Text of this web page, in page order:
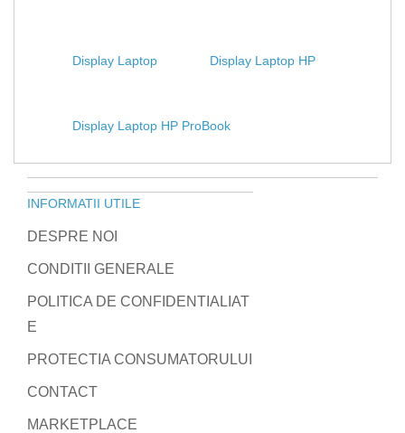
Display Laptop Display Laptop HP
Display Laptop HP ProBook
INFORMATII UTILE
DESPRE NOI
CONDITII GENERALE
POLITICA DE CONFIDENTIALIAT
E
PROTECTIA CONSUMATORULUI
CONTACT
MARKETPLACE